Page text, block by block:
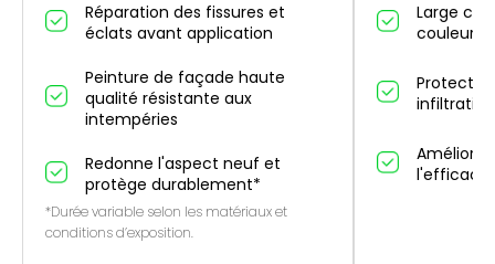
Réparation des fissures et
éclats avant application
Peinture de façade haute
qualité résistante aux
intempéries
Redonne l'aspect neuf et
protège durablement*
*Durée variable selon les matériaux et
conditions d’exposition.
Large
couleurs